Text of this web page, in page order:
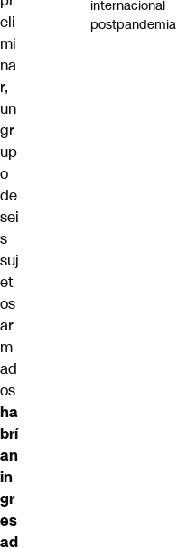
eli
mi
na
r,
un
gr
up
o
de
sei
s
suj
et
os
ar
m
ad
os
ha
brí
an
in
gr
es
ad
internacional
postpandemia